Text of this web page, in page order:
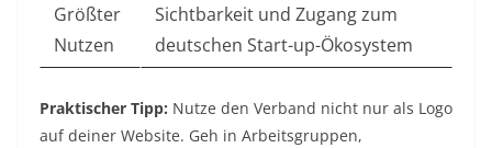
Größter
Nutzen
Sichtbarkeit und Zugang zum
deutschen Start-up-Ökosystem
Praktischer Tipp: Nutze den Verband nicht nur als Logo
auf deiner Website. Geh in Arbeitsgruppen,